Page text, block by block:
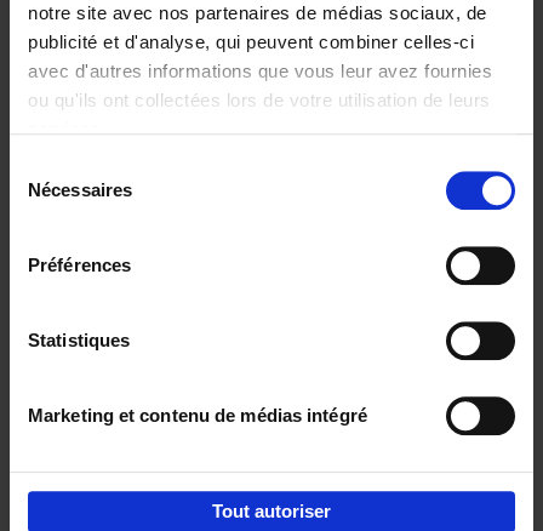
notre site avec nos partenaires de médias sociaux, de
publicité et d'analyse, qui peuvent combiner celles-ci
avec d'autres informations que vous leur avez fournies
ou qu'ils ont collectées lors de votre utilisation de leurs
Nécessaires
Préférences
Statistiques
Marketing et contenu de médias intégré
Tout autoriser
€37,50
Building Bonds = Building